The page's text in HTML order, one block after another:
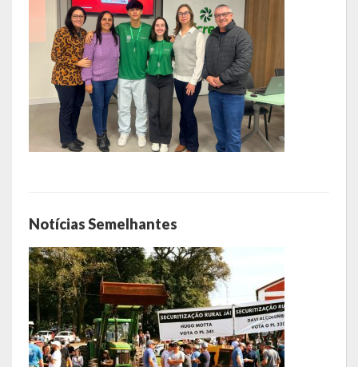
Transparência
Notícias Semelhantes